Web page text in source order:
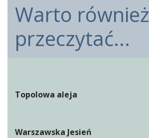
Warto również
przeczytać...
Topolowa aleja
Warszawska Jesień